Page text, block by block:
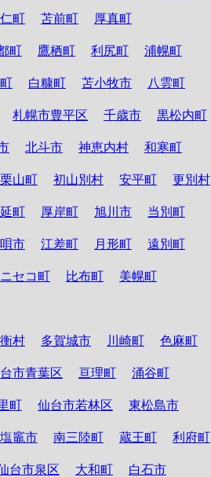
町 苫前町 厚真町
町 鷹栖町 利尻町 浦幌町
白糠町 苫小牧市 八雲町
札幌市豊平区 千歳市 黒松内町
北斗市 神恵内村 和寒町
栗山町 初山別村 安平町 更別村
町 厚岸町 旭川市 当別町
市 江差町 月形町 遠別町
ニセコ町 比布町 美幌町
村 多賀城市 川崎町 色麻町
市青葉区 亘理町 涌谷町
町 仙台市若林区 東松島市
塩竈市 南三陸町 蔵王町 利府町
台市泉区 大和町 白石市